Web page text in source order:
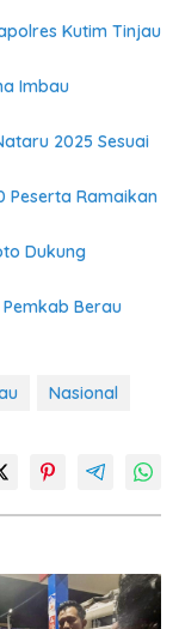
Kutim Tinjau
Imbau
2025 Sesuai
Peserta Ramaikan
Dukung
Berau
Nasional